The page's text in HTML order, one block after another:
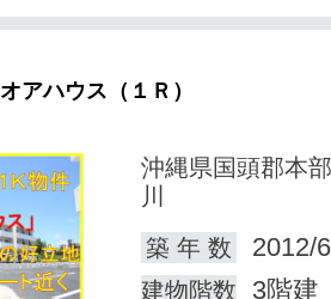
オアハウス（１Ｒ）
沖縄県国頭郡本
川
築 年 数
2012/
建物階数 3階建